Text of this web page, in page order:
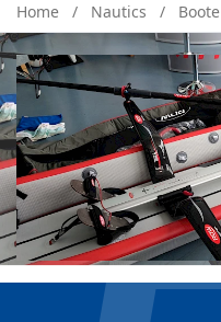
Home Nautics Boote